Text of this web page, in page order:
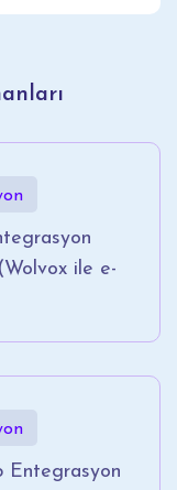
ile e-
Entegrasyon